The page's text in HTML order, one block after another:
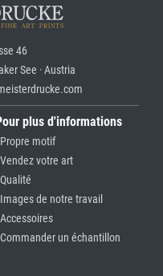
46
See · Austria
plus d'informations
Propre motif
Vendez votre art
Qualité
Images de notre travail
Accessoires
Commander un échantillon